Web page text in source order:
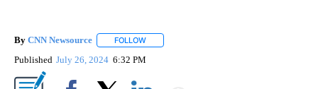
By CNN Newsource FOLLOW
Published July 26, 2024 6:32 PM